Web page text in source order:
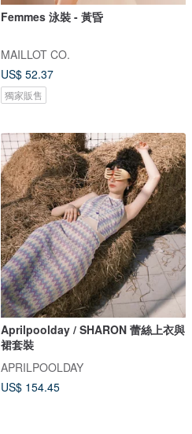
Femmes 泳裝 - 黃昏
MAILLOT CO.
US$ 52.37
獨家販售
Aprilpoolday / SHARON 蕾絲上衣與
裙套裝
APRILPOOLDAY
US$ 154.45